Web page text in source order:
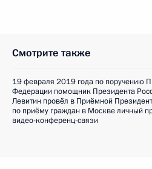
Смотрите также
19 февраля 2019 года по поручению
Федерации помощник Президента
Левитин провёл в Приёмной
по приёму граждан в Москве личный
видео-конференц-связи